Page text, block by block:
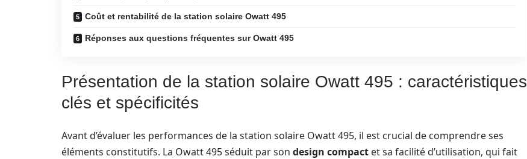
Coût et rentabilité de la station solaire Owatt 495
Réponses aux questions fréquentes sur Owatt 495
Présentation de la station solaire Owatt 495 : caractéristiques
clés et spécificités
Avant d’évaluer les performances de la station solaire Owatt 495, il est crucial de comprendre ses
éléments constitutifs. La Owatt 495 séduit par son design compact et sa facilité d’utilisation, qui fait